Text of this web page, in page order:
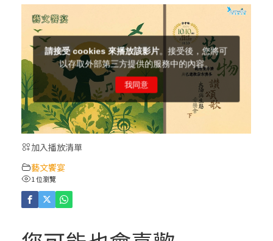
【信仰之旅】第十一集：「教 會」(推廣片)
【信仰之旅】第十一集：「教 會」—林必能
神父
【信仰之旅】第十集：「逾越奧蹟」— 錢玲
珠老師
(5)黃敏正主教帶你做「四旬期避靜」—【逾
人相遇
加入播放清單
藝文饗宴
1 位瀏覽